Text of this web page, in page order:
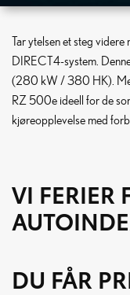
LEXUS
LENGRE REKKEVIDDE –
Tar ytelsen et steg
DIRECT4-system.
(280 kW / 380 HK).
RZ 500e ideell for de
kjøreopplevelse med
VI FERIER
DU FÅR